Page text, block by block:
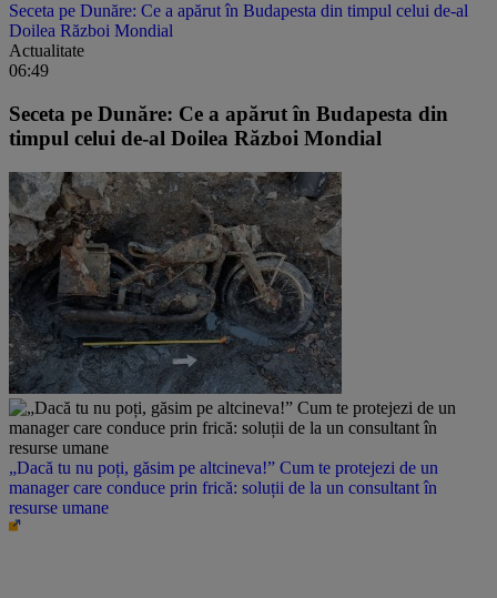
Seceta pe Dunăre: Ce a apărut în Budapesta din timpul celui de-al
Doilea Război Mondial
Actualitate
06:49
Seceta pe Dunăre: Ce a apărut în Budapesta din
timpul celui de-al Doilea Război Mondial
„Dacă tu nu poți, găsim pe altcineva!” Cum te protejezi de un
manager care conduce prin frică: soluții de la un consultant în
resurse umane